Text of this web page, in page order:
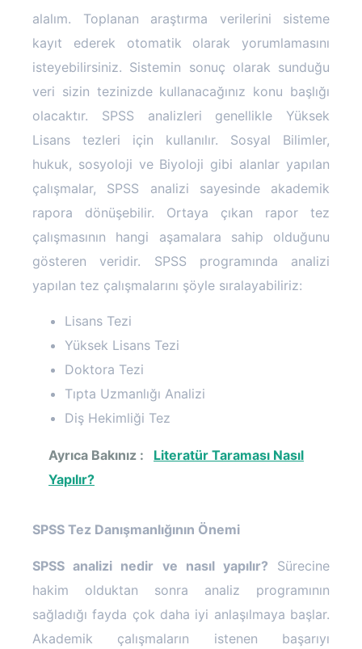
alalım. Toplanan araştırma verilerini sisteme
kayıt ederek otomatik olarak yorumlamasını
isteyebilirsiniz. Sistemin sonuç olarak sunduğu
veri sizin tezinizde kullanacağınız konu başlığı
olacaktır. SPSS analizleri genellikle Yüksek
Lisans tezleri için kullanılır. Sosyal Bilimler,
hukuk, sosyoloji ve Biyoloji gibi alanlar yapılan
çalışmalar, SPSS analizi sayesinde akademik
rapora dönüşebilir. Ortaya çıkan rapor tez
çalışmasının hangi aşamalara sahip olduğunu
gösteren veridir. SPSS programında analizi
yapılan tez çalışmalarını şöyle sıralayabiliriz:
Lisans Tezi
Yüksek Lisans Tezi
Doktora Tezi
Tıpta Uzmanlığı Analizi
Diş Hekimliği Tez
Ayrıca Bakınız :
Literatür Taraması Nasıl
Yapılır?
SPSS Tez Danışmanlığının Önemi
SPSS analizi nedir ve nasıl yapılır? Sürecine
hakim olduktan sonra analiz programının
sağladığı fayda çok daha iyi anlaşılmaya başlar.
Akademik çalışmaların istenen başarıyı